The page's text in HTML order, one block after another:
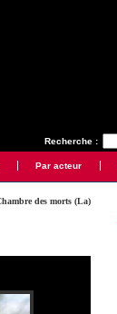
Recherche :
Par acteur
des morts (La)